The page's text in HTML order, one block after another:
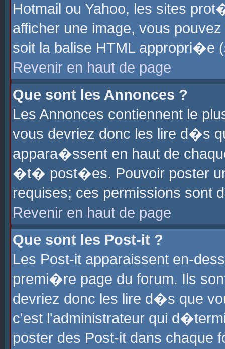
Hotmail ou Yahoo, les sites
afficher une image, vous
soit la balise HTML
Revenir en haut de page
Que sont les Annonces ?
Les Annonces contiennent le
vous devriez donc les lire d�s
appara�ssent en haut de
�t� post�es. Pouvoir poster
requises; ces permissions sont
Revenir en haut de page
Que sont les Post-it ?
Les Post-it apparaissent en-
premi�re page du forum. Ils
devriez donc les lire d�s que
c'est l'administrateur qui
poster des Post-it dans chaque